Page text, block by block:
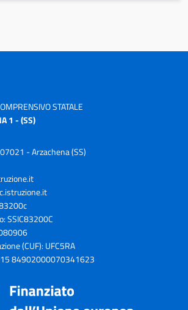
STATALE
1 - (SS)
- Arzachena (SS)
SSIC83200C
(CUF): UFC5RA
84902000070341623